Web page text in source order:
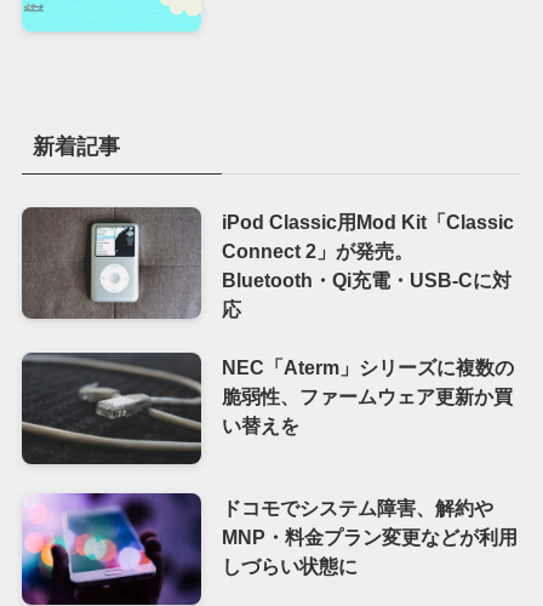
新着記事
iPod Classic用Mod Kit「Classic
Connect 2」が発売。
Bluetooth・Qi充電・USB-Cに対
応
NEC「Aterm」シリーズに複数の
脆弱性、ファームウェア更新か買
い替えを
ドコモでシステム障害、解約や
MNP・料金プラン変更などが利用
しづらい状態に